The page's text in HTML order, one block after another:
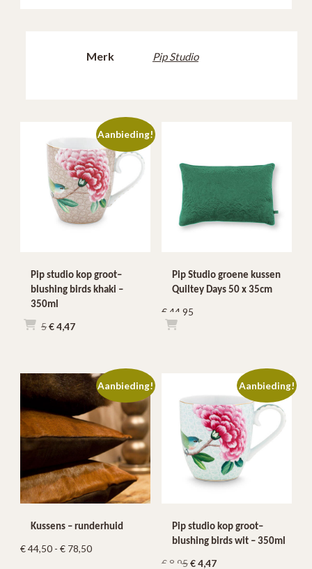
Merk Pip Studio
Aanbieding!
Pip studio kop groot–
blushing birds khaki –
350ml
€8,95Oorspronkelijke
€ 8,95.
€4,47Huidige
€ 4,47.
Pip Studio groene kussen
Quiltey Days 50 x 35cm
€44,95
Aanbieding!
Kussens – runderhuid
€44,50 - € 78,50Prijsklasse:
Aanbieding!
Pip studio kop groot–
blushing birds wit – 350ml
€8,95Oorspronkelijke
€4,47Huidige